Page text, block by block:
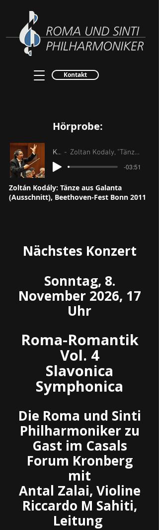
Kontakt
Hörprobe:
Kodaly Zoltan Kodaly, "Tänze aus Galanta", Beethoven-Fest Bonn 2011
-03:51
Zoltán Kodály: Tänze aus Galanta
(Ausschnitt), Beethoven-Fest Bonn 2011
Nächstes Konzert
Sonntag, 8.
November 2026, 17
Uhr
Roma-Romantik
Vol. 4
Slavonica
Symphonica
Die Roma und Sinti
Philharmoniker zu
Gast im Casals
Forum Kronberg
mit
Antal Zalai, Violine
Riccardo M Sahiti,
Leitung